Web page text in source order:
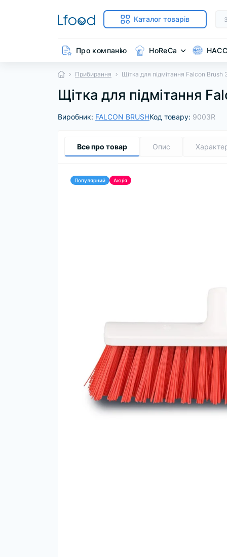
Каталог товарів
Про компанію HoReCa
Прибирання Щітка для підмітання Falcon
Щітка для підмітання
Виробник: FALCON BRUSHКод товару: 9003R
Все про товар Опис
Популярний Акція